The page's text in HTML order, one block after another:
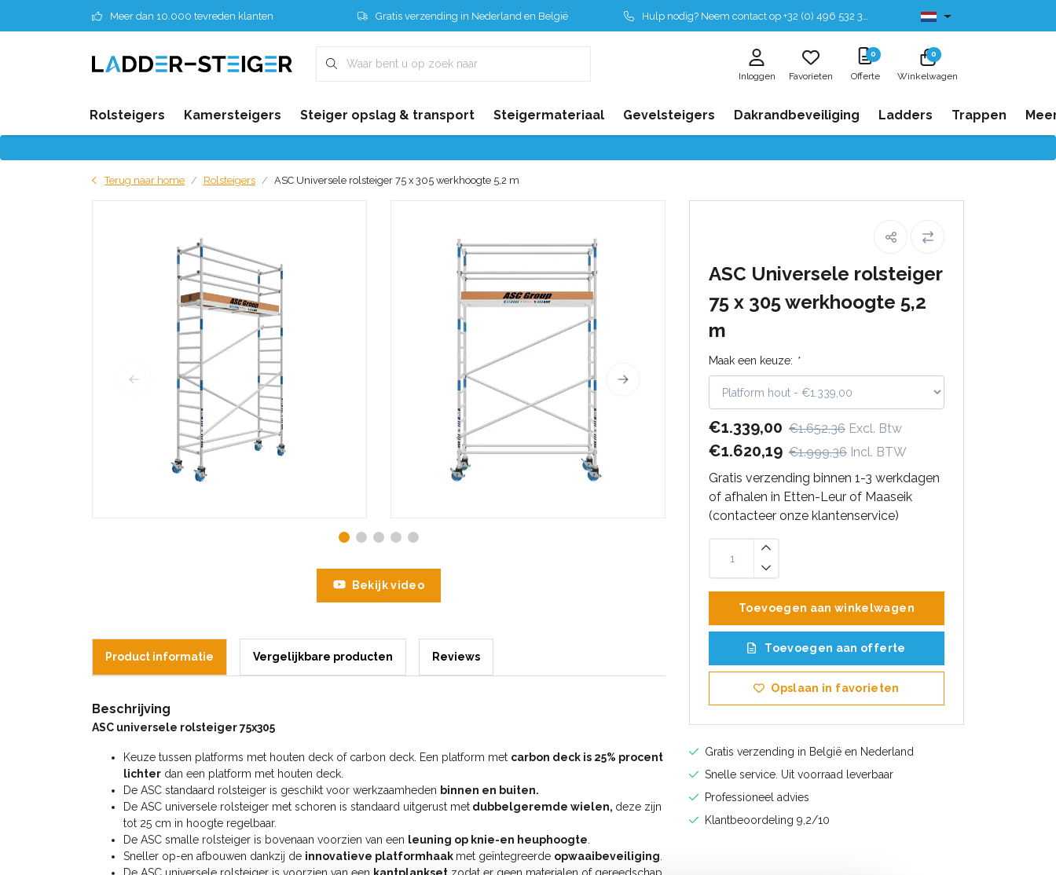
Meer dan 10.000 tevreden klanten Gratis verzending in Nederland en België Hulp nodig? Neem contact op +32 (0) 496 532 330 Leverbaar uit voorraad
Inloggen Favorieten
0
Offerte
0
Winkelwagen
Rolsteigers Kamersteigers Steiger opslag & transport Steigermateriaal Gevelsteigers Dakrandbeveiliging Ladders Trappen
Terug naar home Rolsteigers ASC Universele rolsteiger 75 x 305 werkhoogte 5,2 m
ASC Universele rolsteiger
75 x 305 werkhoogte 5,2
m
Maak een keuze: *
€1.339,00 €1.652,36 Excl. Btw
€1.620,19 €1.999,36 Incl. BTW
Gratis verzending binnen 1-3 werkdagen
of afhalen in Etten-Leur of Maaseik
(contacteer onze klantenservice)
Toevoegen aan winkelwagen
Toevoegen aan offerte
Opslaan in favorieten
Gratis verzending in België en Nederland
Snelle service. Uit voorraad leverbaar
Professioneel advies
Klantbeoordeling 9,2/10
Bekijk video
Product informatie Vergelijkbare producten Reviews
Beschrijving
ASC universele rolsteiger 75x305
Keuze tussen platforms met houten deck of carbon deck. Een platform met carbon deck is 25% procent
lichter dan een platform met houten deck.
De ASC standaard rolsteiger is geschikt voor werkzaamheden binnen en buiten.
De ASC universele rolsteiger met schoren is standaard uitgerust met dubbelgeremde wielen, deze zijn
tot 25 cm in hoogte regelbaar.
De ASC smalle rolsteiger is bovenaan voorzien van een leuning op knie-en heuphoogte
Sneller op-en afbouwen dankzij de innovatieve platformhaak met geïntegreerde opwaaibeveiliging
De ASC universele rolsteiger is voorzien van een kantplankset zodat er geen materialen of gereedschap